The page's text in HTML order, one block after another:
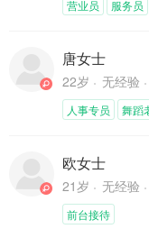
营业员 服务员
唐女士
22岁 无经验
人事专员 舞蹈
欧女士
21岁 无经验
前台接待